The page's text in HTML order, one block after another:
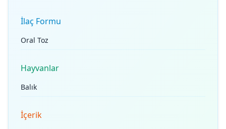
İlaç Formu
Oral Toz
Hayvanlar
Balık
İçerik